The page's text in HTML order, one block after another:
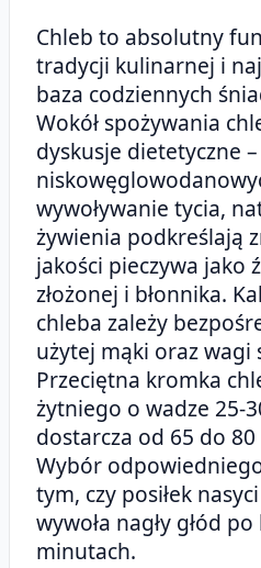
Chleb to absolutny
tradycji kulinarnej i
baza codziennych
Wokół spożywania
dyskusje dietetyczne
wywoływanie tycia,
żywienia podkreślają
jakości pieczywa jako
złożonej i błonnika.
chleba zależy
użytej mąki oraz wagi
Przeciętna kromka
żytniego o wadze 25-
dostarcza od 65 do
Wybór
tym, czy posiłek
wywoła nagły głód
minutach.